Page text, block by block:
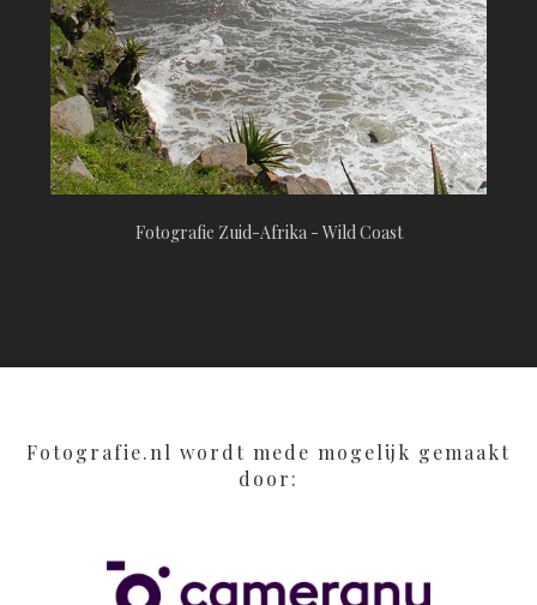
Fotografie Zuid-Afrika - Wild Coast
Fotografie.nl wordt mede mogelijk gemaakt
door: